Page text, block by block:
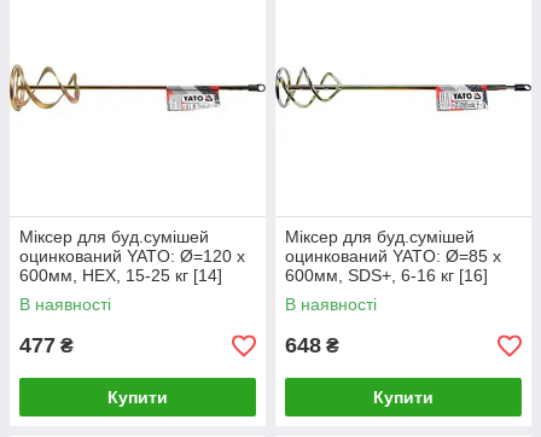
Міксер для буд.сумішей
оцинкований YATO: Ø=120 x
600мм, НЕХ, 15-25 кг [14]
В наявності
477 ₴
Купити
Міксер для буд.сумішей
оцинкований YATO: Ø=85 x
600мм, SDS+, 6-16 кг [16]
В наявності
648 ₴
Купити